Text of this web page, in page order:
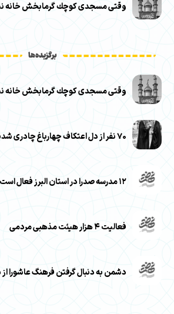
وقتی مسجدی كوچك گرمابخش خانه
برگزیده‌ها
وقتی مسجدی كوچك گرمابخش خانه
۷۰ نفر از دل اعتکاف چهارباغ چادری شدند
۱۲ مدرسه صدرا در استان البرز فعال است
فعالیت ۴ هزار هیئت مذهبی مردمی
دشمن به دنبال گرفتن فرهنگ عاشورا